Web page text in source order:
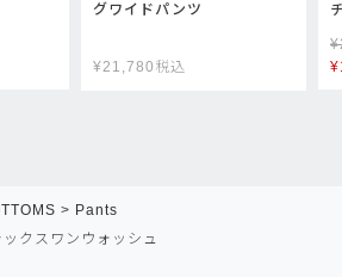
グワイドパンツ
¥21,780 税込
¥
¥
Pants
クスワンウォッシュ